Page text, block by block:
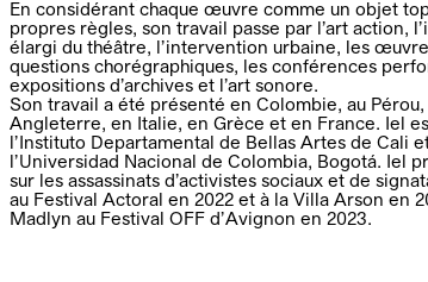
En considérant chaque œuvre comme un objet
propres règles, son travail passe par l’art action,
élargi du théâtre, l’intervention urbaine, les
questions chorégraphiques, les conférences
expositions d’archives et l’art sonore.
Son travail a été présenté en Colombie, au
Angleterre, en Italie, en Grèce et en France. Iel
l’Instituto Departamental de Bellas Artes de Cali
l’Universidad Nacional de Colombia, Bogotá. Iel
sur les assassinats d’activistes sociaux et de
au Festival Actoral en 2022 et à la Villa Arson en
Madlyn au Festival OFF d’Avignon en 2023.